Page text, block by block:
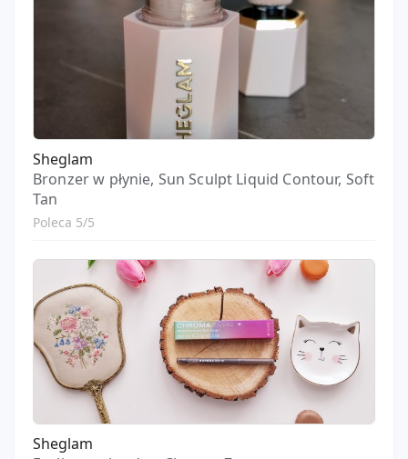
Sheglam
Bronzer w płynie, Sun Sculpt Liquid Contour, Soft
Tan
Poleca 5/5
Sheglam